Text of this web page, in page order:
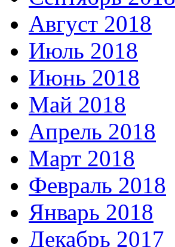
Август 2018
Июль 2018
Июнь 2018
Май 2018
Апрель 2018
Март 2018
Февраль 2018
Январь 2018
Декабрь 2017